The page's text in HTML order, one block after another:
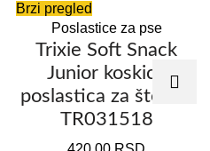
Brzi pregled
Poslastice za pse
Trixie Soft Snack
Junior koskice
poslastica za štence
TR031518